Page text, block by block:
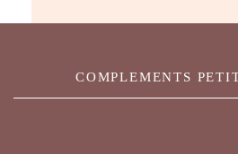
COMPLEMENTS